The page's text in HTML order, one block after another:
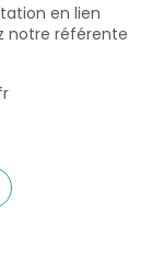
en lien
notre référente